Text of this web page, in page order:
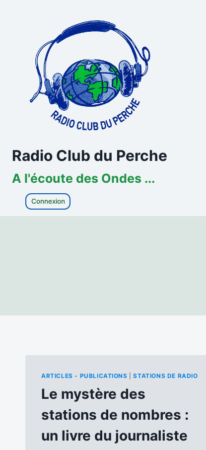
Radio Club du Perche
A l'écoute des Ondes ...
Connexion
ARTICLES - PUBLICATIONS |STATIONS DE RADIO
Le mystère des
stations de nombres :
un livre du journaliste